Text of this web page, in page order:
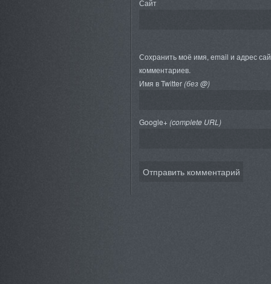
Сайт
Сохранить моё имя, email и адрес
комментариев.
Имя в Twitter(без @)
Google+(complete URL)